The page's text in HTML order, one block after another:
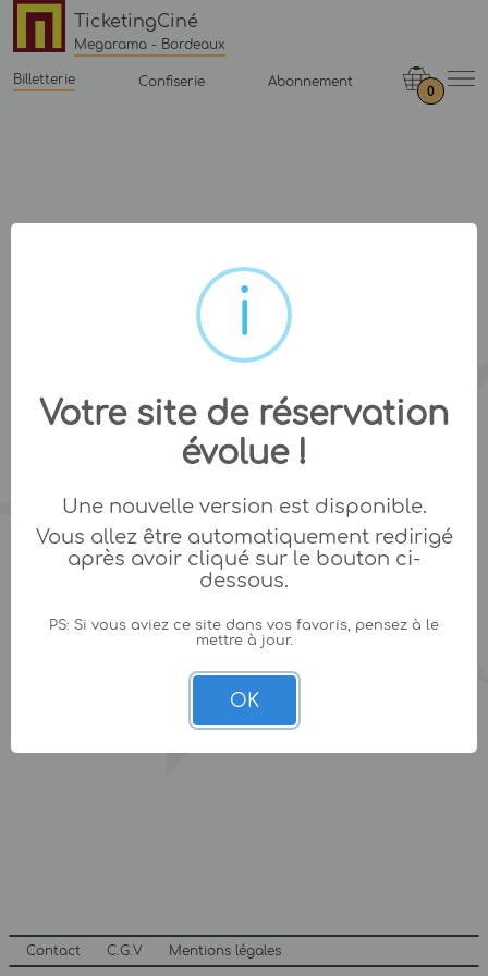
TicketingCiné
Megarama - Bordeaux
Billetterie Confiserie Abonnement
0
Contact C.G.V Mentions légales
Votre site de réservation
évolue !
Une nouvelle version est disponible.
Vous allez être automatiquement redirigé
après avoir cliqué sur le bouton ci-
dessous.
PS: Si vous aviez ce site dans vos favoris, pensez à le
mettre à jour.
OK